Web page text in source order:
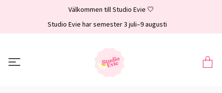
Välkommen till Studio Evie 🤍
Studio Evie har semester 3 juli–9 augusti